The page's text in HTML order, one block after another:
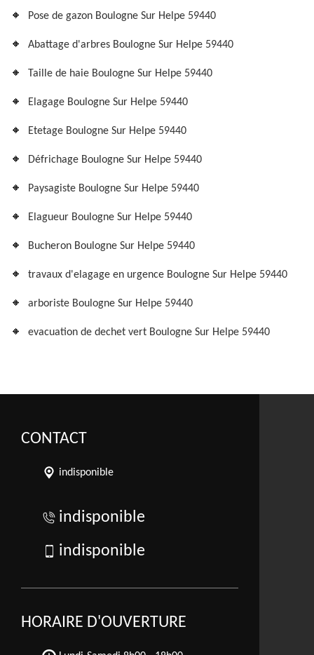
Pose de gazon Boulogne Sur Helpe 59440
Abattage d'arbres Boulogne Sur Helpe 59440
Taille de haie Boulogne Sur Helpe 59440
Elagage Boulogne Sur Helpe 59440
Etetage Boulogne Sur Helpe 59440
Défrichage Boulogne Sur Helpe 59440
Paysagiste Boulogne Sur Helpe 59440
Elagueur Boulogne Sur Helpe 59440
Bucheron Boulogne Sur Helpe 59440
travaux d'elagage en urgence Boulogne Sur Helpe 59440
arboriste Boulogne Sur Helpe 59440
evacuation de dechet vert Boulogne Sur Helpe 59440
CONTACT
indisponible
indisponible
indisponible
HORAIRE D'OUVERTURE